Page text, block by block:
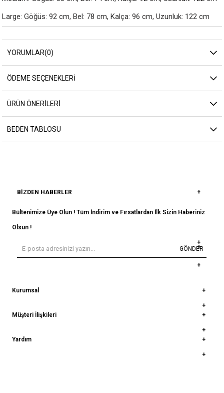
Large: Göğüs: 92 cm, Bel: 78 cm, Kalça: 96 cm, Uzunluk: 122 cm
YORUMLAR(0)
ÖDEME SEÇENEKLERI
ÜRÜN ÖNERILERI
BEDEN TABLOSU
BIZDEN HABERLER
Bültenimize Üye Olun ! Tüm İndirim ve Fırsatlardan İlk Sizin Haberiniz
Olsun !
GÖNDER
Kurumsal
Müşteri İlişkileri
Yardım